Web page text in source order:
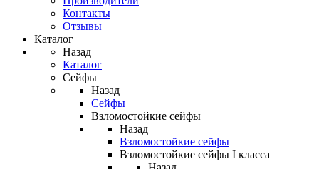
Контакты
Отзывы
Каталог
Назад
Каталог
Сейфы
Назад
Сейфы
Взломостойкие сейфы
Назад
Взломостойкие сейфы
Взломостойкие сейфы I класса